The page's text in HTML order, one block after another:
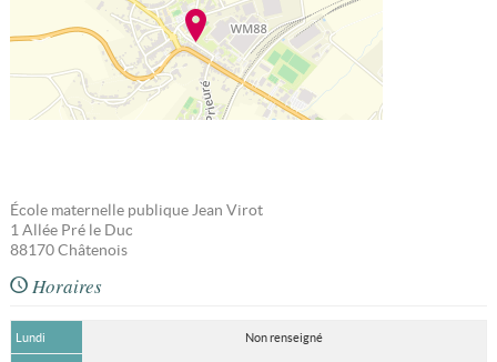
École maternelle publique Jean Virot
1 Allée Pré le Duc
88170 Châtenois
Horaires
Lundi Non renseigné